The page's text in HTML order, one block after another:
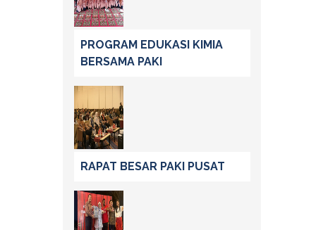
PROGRAM EDUKASI KIMIA
BERSAMA PAKI
RAPAT BESAR PAKI PUSAT